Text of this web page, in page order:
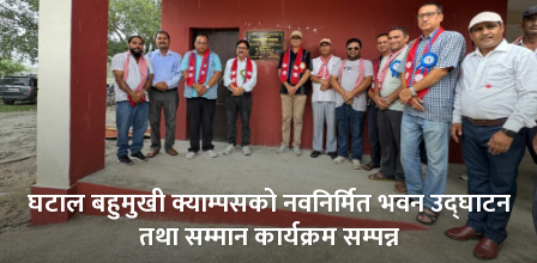
घटाल बहुमुखी क्याम्पसको नवनिर्मित भवन उद्घाटन
तथा सम्मान कार्यक्रम सम्पन्न